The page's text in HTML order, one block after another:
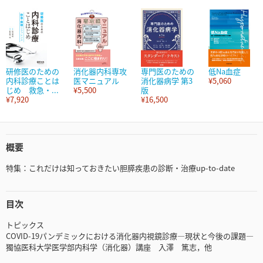
研修医のための
内科診療ことは
じめ 救急・...
¥7,920
消化器内科専攻
医マニュアル
¥5,500
専門医のための
消化器病学 第3
版
¥16,500
低Na血症
¥5,060
概要
特集：これだけは知っておきたい胆膵疾患の診断・治療up-to-date
目次
トピックス
COVID-19パンデミックにおける消化器内視鏡診療―現状と今後の課題―
獨協医科大学医学部内科学（消化器）講座 入澤 篤志，他